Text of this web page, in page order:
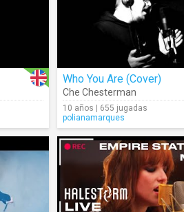
Who You Are (Cover)
Che Chesterman
10 años | 655 jugadas
polianamarques